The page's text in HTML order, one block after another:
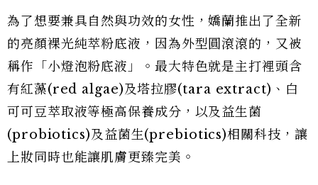
為了想要兼具自然與功效的女性，嬌蘭推出了全新
的亮顏裸光純萃粉底液，因為外型圓滾滾的，又被
稱作「小燈泡粉底液」。最大特色就是主打裡頭含
有紅藻(red algae)及塔拉膠(tara extract)、白
可可豆萃取液等極高保養成分，以及益生菌
(probiotics)及益菌生(prebiotics)相關科技，讓
上妝同時也能讓肌膚更臻完美。